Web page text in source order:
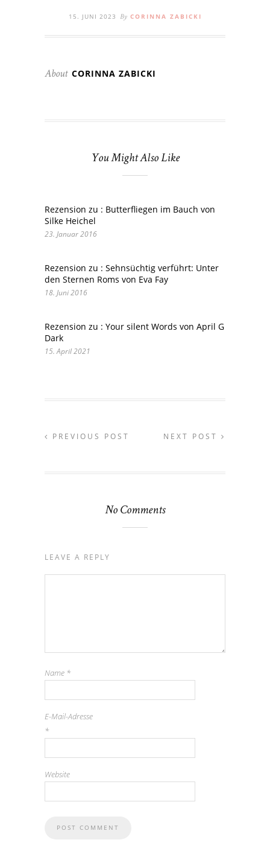
15. JUNI 2023 By CORINNA ZABICKI
About CORINNA ZABICKI
You Might Also Like
Rezension zu : Butterfliegen im Bauch von
Silke Heichel
23. Januar 2016
Rezension zu : Sehnsüchtig verführt: Unter
den Sternen Roms von Eva Fay
18. Juni 2016
Rezension zu : Your silent Words von April G
Dark
15. April 2021
PREVIOUS POST NEXT POST
No Comments
LEAVE A REPLY
Name *
E-Mail-Adresse
*
Website